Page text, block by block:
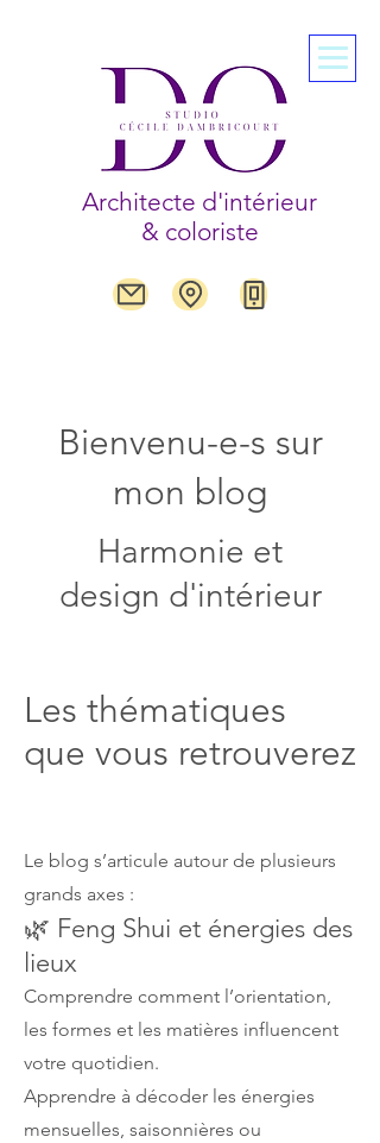
Architecte d'intérieur
& coloriste
Bienvenu-e-s sur
mon blog
Harmonie et
design d'intérieur
Les thématiques
que vous retrouverez
Le blog s’articule autour de plusieurs
grands axes :
🌿 Feng Shui et énergies des
lieux
Comprendre comment l’orientation,
les formes et les matières influencent
votre quotidien.
Apprendre à décoder les énergies
mensuelles, saisonnières ou